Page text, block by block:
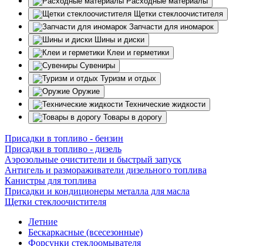
Щетки стеклоочистителя
Запчасти для иномарок
Шины и диски
Клеи и герметики
Сувениры
Туризм и отдых
Оружие
Технические жидкости
Товары в дорогу
Присадки в топливо - бензин
Присадки в топливо - дизель
Аэрозольные очистители и быстрый запуск
Антигель и размораживатели дизельного топлива
Канистры для топлива
Присадки и кондиционеры металла для масла
Щетки стеклоочистителя
Летние
Бескаркасные (всесезонные)
Форсунки стеклоомывателя